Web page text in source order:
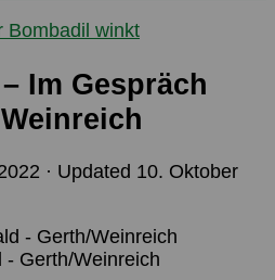
Bombadil winkt
Im Gespräch
· Updated 10. Oktober
Gerth/Weinreich